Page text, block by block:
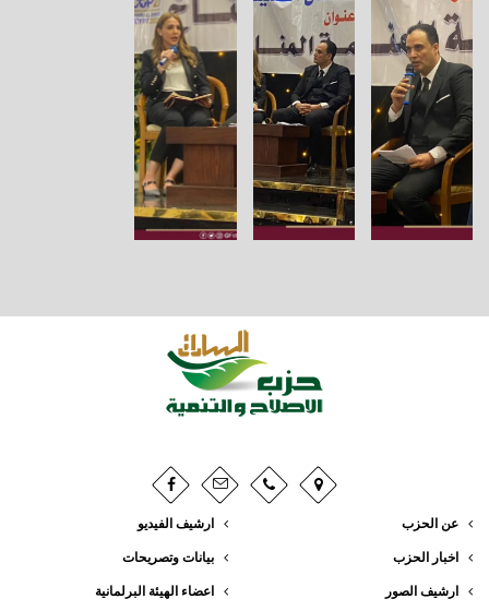
عن الحزب
اخبار الحزب
ارشيف الصور
ارشيف الفيديو
بيانات وتصريحات
اعضاء الهيئة البرلمانية